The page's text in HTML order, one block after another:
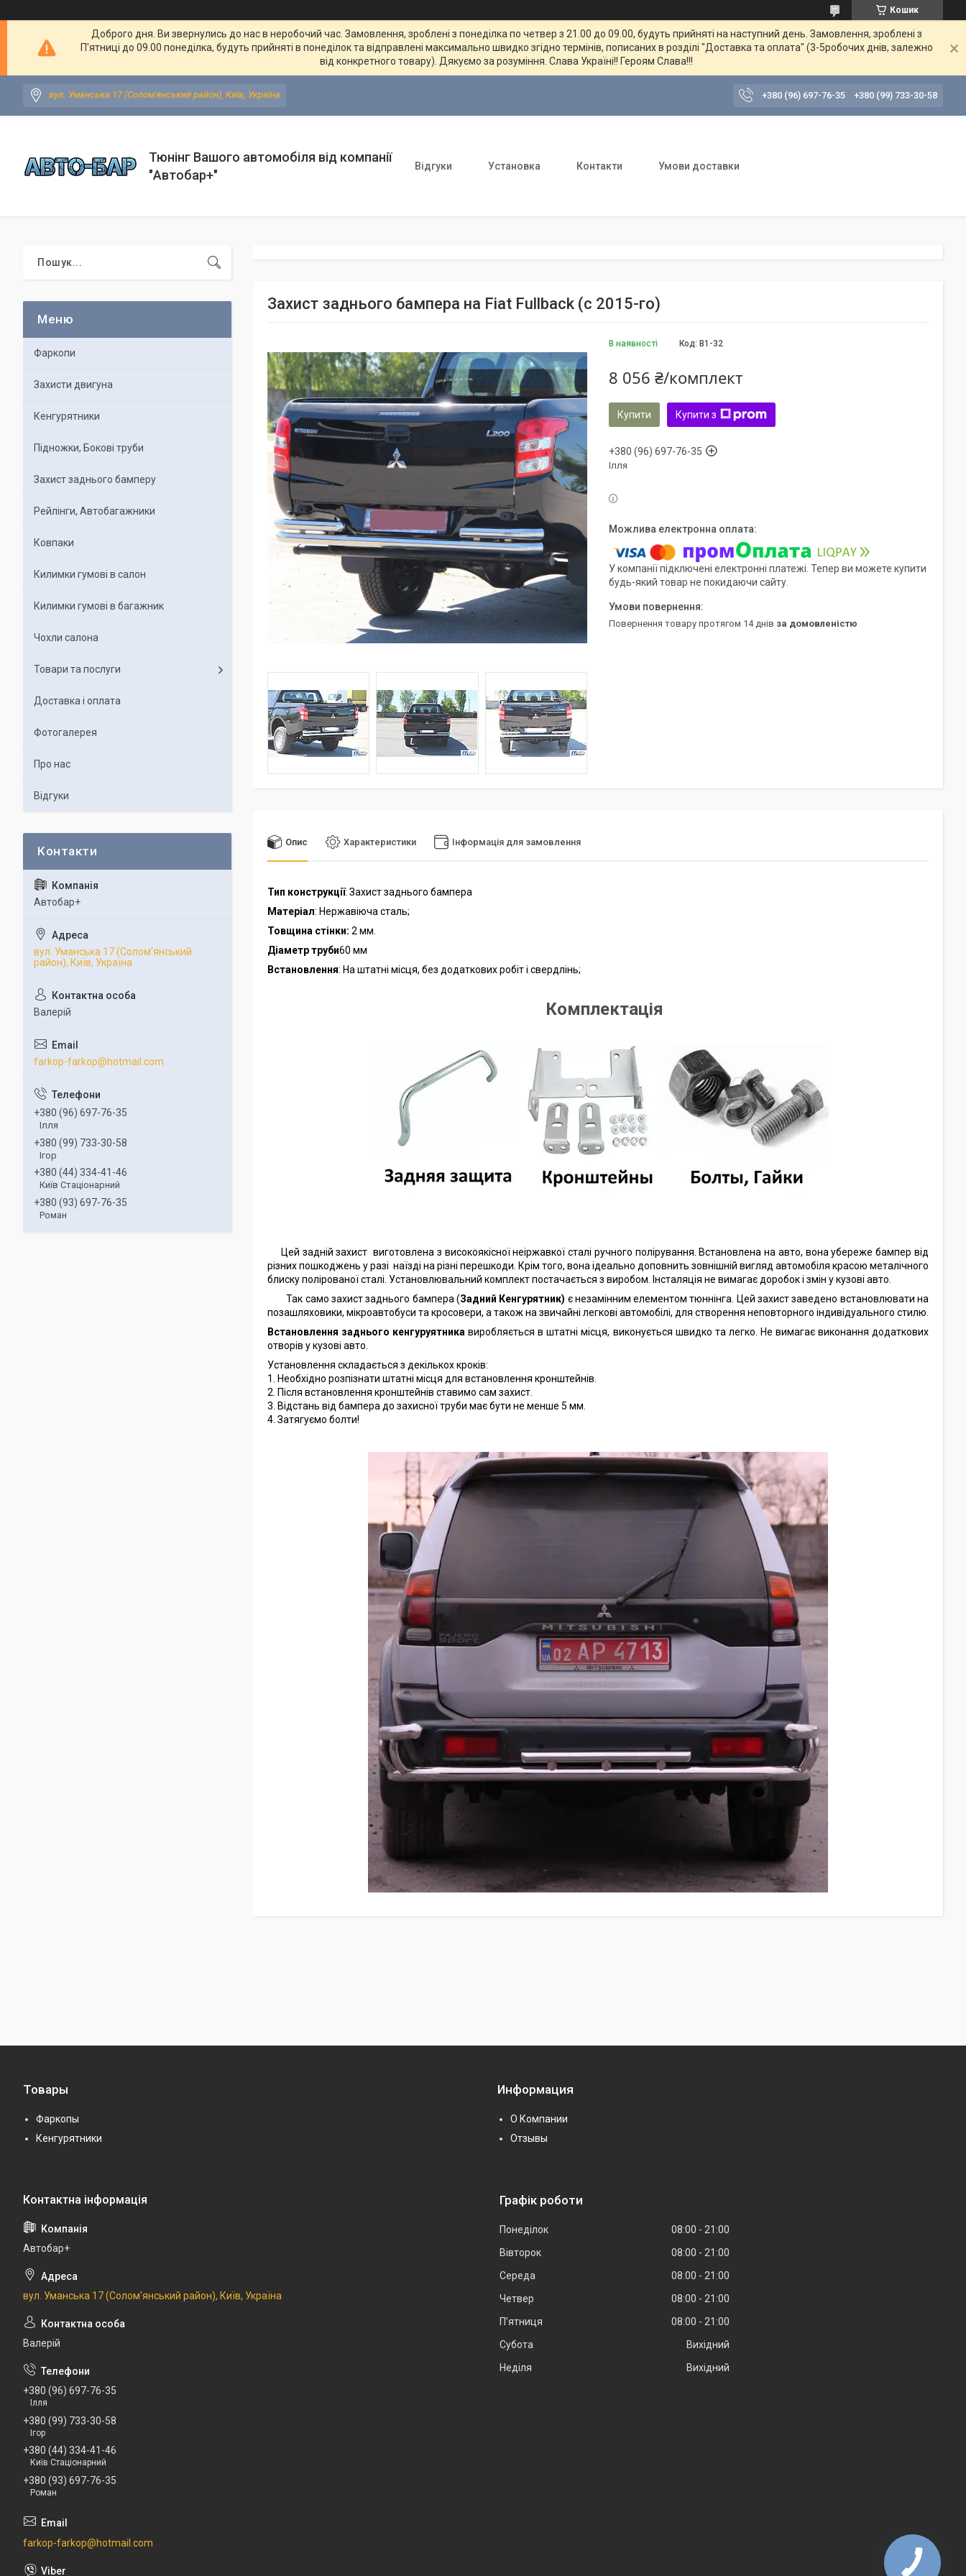
Кошик
Доброго дня. Ви звернулись до нас в неробочий час. Замовлення, зроблені з понеділка по четвер з 21.00 до 09.00, будуть прийняті на наступний день. Замовлення, зроблені з
П'ятниці до 09.00 понеділка, будуть прийняті в понеділок та відправлені максимально швидко згідно термінів, пописаних в розділі "Доставка та оплата" (3-5робочих днів, залежно
від конкретного товару). Дякуємо за розуміння. Слава Україні!! Героям Слава!!!
вул. Уманська 17 (Солом'янський район), Київ, Україна +380 (96) 697-76-35 +380 (99) 733-30-58
Тюнінг Вашого автомобіля від компанії
"Автобар+"
Відгуки Установка Контакти Умови доставки
Захист заднього бампера на Fiat Fullback (c 2015-го)
В наявності Код: B1-32
8 056 ₴/комплект
Купити Купити з
+380 (96) 697-76-35
Ілля
У компанії підключені електронні платежі. Тепер ви можете купити
будь-який товар не покидаючи сайту.
повернення товару протягом 14 днів за домовленістю
Опис Характеристики Інформація для замовлення
Тип конструкції: Захист заднього бампера
Матеріал: Нержавіюча сталь;
Товщина стінки: 2 мм.
Діаметр труби60 мм
Встановлення: На штатні місця, без додаткових робіт і свердлінь;
Комплектація
Цей задній захист виготовлена з високоякісної неіржавкої сталі ручного полірування. Встановлена на авто, вона убереже бампер від
різних пошкоджень у разі наїзді на різні перешкоди. Крім того, вона ідеально доповнить зовнішній вигляд автомобіля красою металічного
блиску полірованої сталі. Установлювальний комплект постачається з виробом. Інсталяція не вимагає доробок і змін у кузові авто.
Так само захист заднього бампера (Задний Кенгурятник) є незамінним елементом тюннінга. Цей захист заведено встановлювати на
позашляховики, мікроавтобуси та кросовери, а також на звичайні легкові автомобілі, для створення неповторного індивідуального стилю.
Встановлення заднього кенгуруятника виробляється в штатні місця, виконується швидко та легко. Не вимагає виконання додаткових
отворів у кузові авто.
Установлення складається з декількох кроків:
1. Необхідно розпізнати штатні місця для встановлення кронштейнів.
2. Після встановлення кронштейнів ставимо сам захист.
3. Відстань від бампера до захисної труби має бути не менше 5 мм.
4. Затягуємо болти!
Фаркопи
Захисти двигуна
Кенгурятники
Підножки, Бокові труби
Захист заднього бамперу
Рейлінги, Автобагажники
Ковпаки
Килимки гумові в салон
Килимки гумові в багажник
Чохли салона
Товари та послуги
Доставка і оплата
Фотогалерея
Про нас
Відгуки
Автобар+
вул. Уманська 17 (Солом'янський
район), Київ, Україна
Валерій
farkop-farkop@hotmail.com
+380 (96) 697-76-35
Ілля
+380 (99) 733-30-58
Ігор
+380 (44) 334-41-46
Київ Стаціонарний
+380 (93) 697-76-35
Роман
Товары
Фаркопы
Кенгурятники
Информация
О Компании
Отзывы
Автобар+
вул. Уманська 17 (Солом'янський район), Київ, Україна
Валерій
+380 (96) 697-76-35
Ілля
+380 (99) 733-30-58
Ігор
+380 (44) 334-41-46
Київ Стаціонарний
+380 (93) 697-76-35
Роман
farkop-farkop@hotmail.com
Графік роботи
Понеділок 08:00
21:00
Вівторок
08:00
21:00
Середа
08:00
21:00
Четвер
08:00
21:00
Пʼятниця
08:00
21:00
Субота
Вихідний
Неділя
Вихідний